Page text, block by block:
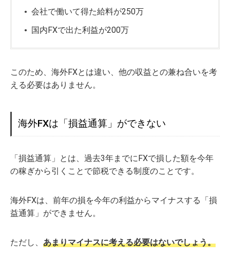
会社で働いて得た給料が250万
国内FXで出た利益が200万
このため、海外FXとは違い、他の収益との兼ね合いを考
える必要はありません。
海外FXは「損益通算」ができない
「損益通算」とは、過去3年までにFXで損した額を今年
の稼ぎから引くことで節税できる制度のことです。
海外FXは、前年の損を今年の利益からマイナスする「損
益通算」ができません。
ただし、 あまりマイナスに考える必要はないでしょう。